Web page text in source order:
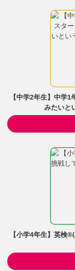
【中学2年生】中学
みたいと
【小学4年生】英検